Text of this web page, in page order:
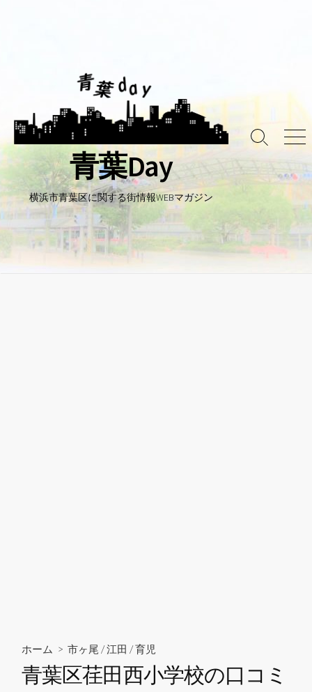
ッ
プ
青葉Day
横浜市青葉区に関する街情報WEBマガジン
検
グ
メ
ー
ホーム > 市ヶ尾 /江田 /育児
青葉区荏田西小学校の口コミ